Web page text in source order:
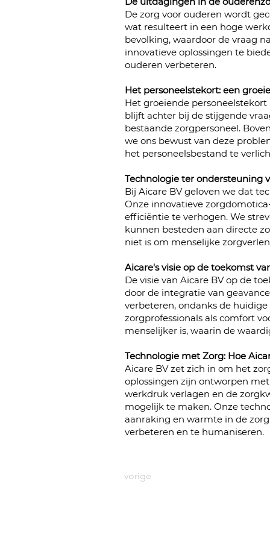
De zorg voor ouderen wordt
wat resulteert in een hoge
bevolking, waardoor de vraag
innovatieve oplossingen te
ouderen verbeteren.
Het personeelstekort: een
Het groeiende
blijft achter bij de stijgende
bestaande zorgpersoneel.
we ons bewust van deze
het personeelsbestand te
Technologie ter ondersteuning
Bij Aicare BV geloven we dat
Onze innovatieve
efficiëntie te verhogen. We
kunnen besteden aan directe
niet is om menselijke
Aicare's visie op de toekomst
De visie van Aicare BV op de
door de integratie van
verbeteren, ondanks de
zorgprofessionals als comfort
menselijker is, waarin de
Technologie met Zorg: Hoe
Aicare BV zet zich in om het
oplossingen zijn ontworpen
werkdruk verlagen en de
mogelijk te maken. Onze
aanraking en warmte in de
verbeteren en te humaniseren.
vorige